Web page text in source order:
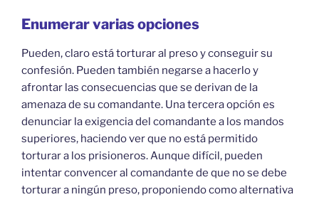
Enumerar varias opciones
Pueden, claro está torturar al preso y conseguir su
confesión. Pueden también negarse a hacerlo y
afrontar las consecuencias que se derivan de la
amenaza de su comandante. Una tercera opción es
denunciar la exigencia del comandante a los mandos
superiores, haciendo ver que no está permitido
torturar a los prisioneros. Aunque difícil, pueden
intentar convencer al comandante de que no se debe
torturar a ningún preso, proponiendo como alternativa